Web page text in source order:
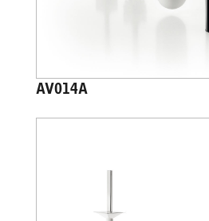
AV014A